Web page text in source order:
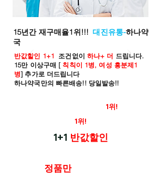
15년간 재구매율1위!!!대진유통-하나약
국
반값할인 1+1 조건없이 하나+ 더 드립니다.
15만 이상구매 [ 칙칙이 1병, 여성 흥분제1
병] 추가로 더드립니다
하나약국만의 빠른배송!! 당일발송!!
1위!
1위!
1+1 반값할인
정품만